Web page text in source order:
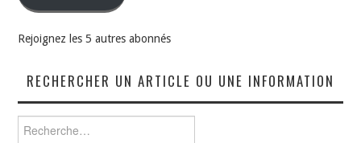
Rejoignez les 5 autres abonnés
RECHERCHER UN ARTICLE OU UNE INFORMATION